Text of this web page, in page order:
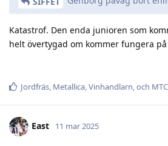
Katastrof. Den enda junioren som
helt övertygad om kommer fungera på
Jordfräs, Metallica,Vinhandlarn, och
East 11 mar 2025